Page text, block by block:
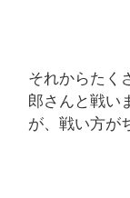
それからたく
郎さんと戦い
が、戦い方